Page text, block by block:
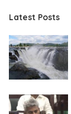
Latest Posts